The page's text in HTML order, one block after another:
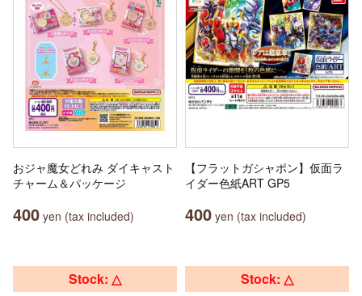
おジャ魔女どれみ ダイキャスト
チャーム＆パッケージ
400 yen (tax included)
【フラットガシャポン】仮面ラ
イダー色紙ART GP5
400 yen (tax included)
Stock: △ Stock: △